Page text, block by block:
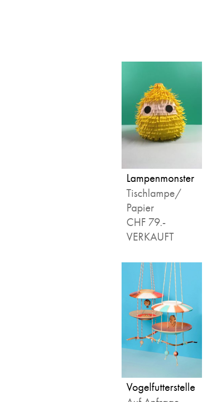
Lampenmonster
Tischlampe/
Papier
CHF 79.-
VERKAUFT
Vogelfutterstelle